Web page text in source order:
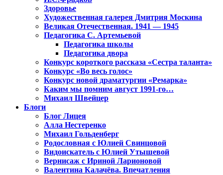
Здоровье
Художественная галерея Дмитрия Москина
Великая Отечественная. 1941 — 1945
Педагогика С. Артемьевой
Педагогика школы
Педагогика двора
Конкурс короткого рассказа «Сестра таланта»
Конкурс «Во весь голос»
Конкурс новой драматургии «Ремарка»
Каким мы помним август 1991-го…
Михаил Швейцер
Блоги
Блог Лицея
Алла Нестеренко
Михаил Гольденберг
Родословная с Юлией Свинцовой
Видоискатель с Юлией Утышевой
Вернисаж с Ириной Ларионовой
Валентина Калачёва. Впечатления